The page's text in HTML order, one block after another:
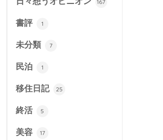
167
書評 1
未分類 7
民泊 1
移住日記 25
終活 5
美容 17